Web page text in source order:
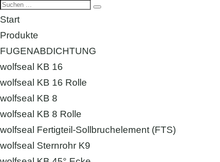
Start
Produkte
FUGENABDICHTUNG
wolfseal KB 16
wolfseal KB 16 Rolle
wolfseal KB 8
wolfseal KB 8 Rolle
wolfseal Fertigteil-Sollbruchelement (FTS)
wolfseal Sternrohr K9